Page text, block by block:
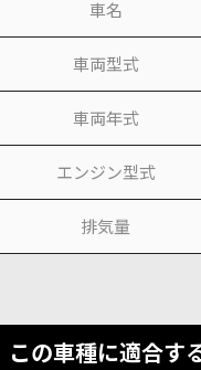
車名
車両型式
車両年式
エンジン型式
排気量
この車種に適合す